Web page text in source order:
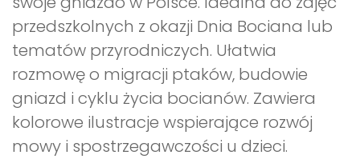
przedszkolnych z okazji Dnia Bociana lub
tematów przyrodniczych. Ułatwia
rozmowę o migracji ptaków, budowie
gniazd i cyklu życia bocianów. Zawiera
kolorowe ilustracje wspierające rozwój
mowy i spostrzegawczości u dzieci.